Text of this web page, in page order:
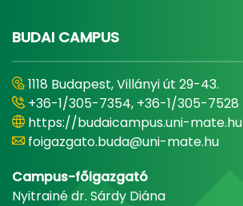
BUDAI CAMPUS
1118 Budapest, Villányi út 29-43.
+36-1/305-7354, +36-1/305-7528
https://budaicampus.uni-mate.hu
foigazgato.buda@uni-mate.hu
Campus-főigazgató
Nyitrainé dr. Sárdy Diána